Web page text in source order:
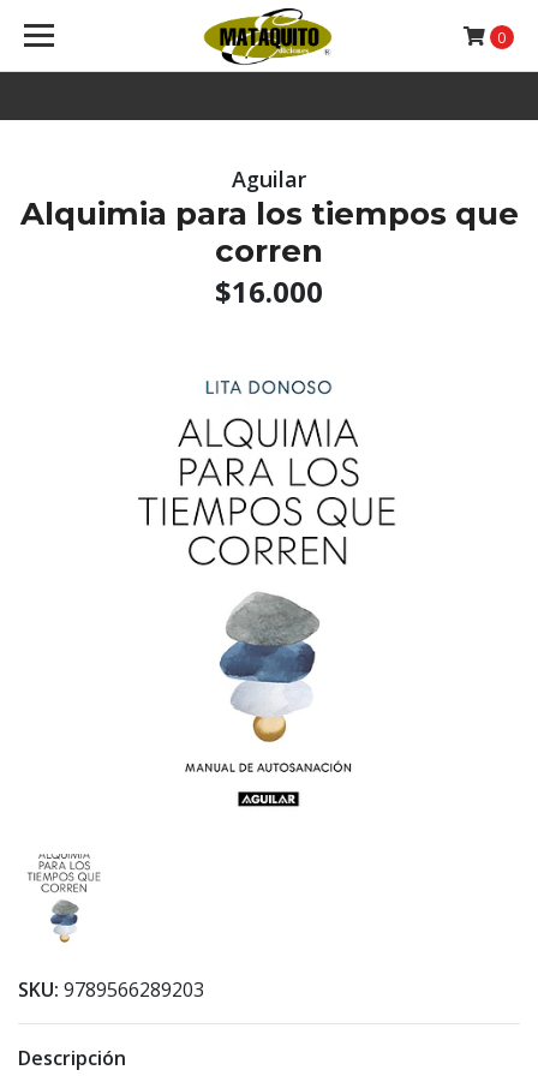
0
Aguilar
Alquimia para los tiempos que
corren
$16.000
SKU: 9789566289203
Descripción